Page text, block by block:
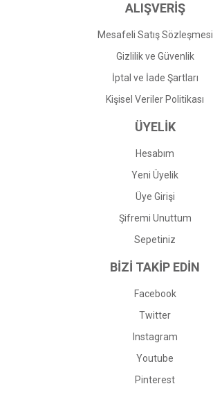
ALIŞVERİŞ
Mesafeli Satış Sözleşmesi
Gizlilik ve Güvenlik
İptal ve İade Şartları
Kişisel Veriler Politikası
ÜYELİK
Hesabım
Yeni Üyelik
Üye Girişi
Şifremi Unuttum
Sepetiniz
BİZİ TAKİP EDİN
Facebook
Twitter
Instagram
Youtube
Pinterest